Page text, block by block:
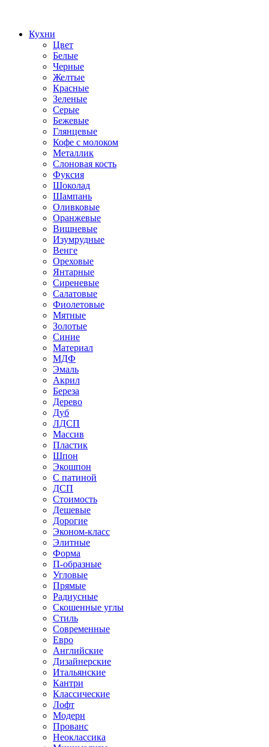
Кухни
Цвет
Белые
Черные
Желтые
Красные
Зеленые
Серые
Бежевые
Глянцевые
Кофе с молоком
Металлик
Слоновая кость
Фуксия
Шоколад
Шампань
Оливковые
Оранжевые
Вишневые
Изумрудные
Венге
Ореховые
Янтарные
Сиреневые
Салатовые
Фиолетовые
Мятные
Золотые
Синие
Материал
МДФ
Эмаль
Акрил
Береза
Дерево
Дуб
ЛДСП
Массив
Пластик
Шпон
Экошпон
С патиной
ДСП
Стоимость
Дешевые
Дорогие
Эконом-класс
Элитные
Форма
П-образные
Угловые
Прямые
Радиусные
Скошенные углы
Стиль
Современные
Евро
Английские
Дизайнерские
Итальянские
Кантри
Классические
Лофт
Модерн
Прованс
Неоклассика